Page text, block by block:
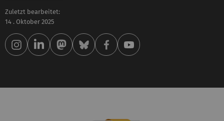
Zuletzt bearbeitet:
14 . Oktober 2025